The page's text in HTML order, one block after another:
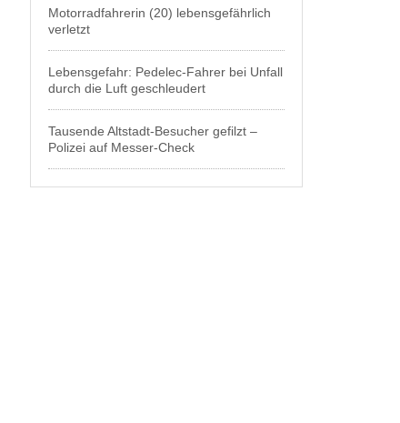
Motorradfahrerin (20) lebensgefährlich
verletzt
Lebensgefahr: Pedelec-Fahrer bei Unfall
durch die Luft geschleudert
Tausende Altstadt-Besucher gefilzt –
Polizei auf Messer-Check